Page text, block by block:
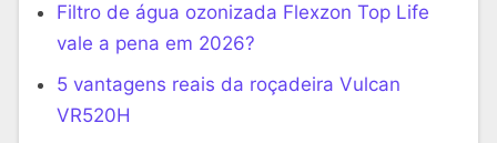
Filtro de água ozonizada Flexzon Top Life
vale a pena em 2026?
5 vantagens reais da roçadeira Vulcan
VR520H